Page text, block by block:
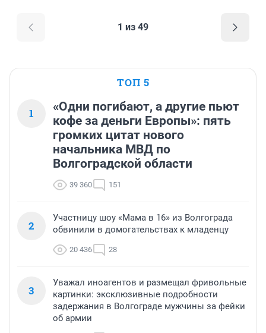
1 из 49
ТОП 5
1
«Одни погибают, а другие пьют
кофе за деньги Европы»: пять
громких цитат нового
начальника МВД по
Волгоградской области
39 360 151
2
Участницу шоу «Мама в 16» из Волгограда
обвинили в домогательствах к младенцу
20 436 28
3
Уважал иноагентов и размещал фривольные
картинки: эксклюзивные подробности
задержания в Волгограде мужчины за фейки
об армии